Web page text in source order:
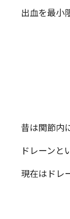
出血を最小
昔は関節内
ドレーンと
現在はドレ